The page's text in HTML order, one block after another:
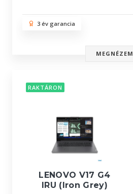
3 év garancia
MEGNÉZEM
RAKTÁRON
LENOVO V17 G4
IRU (Iron Grey)